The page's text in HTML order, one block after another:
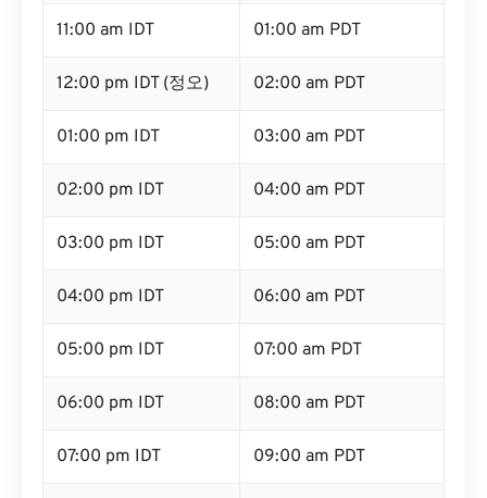
11:00 am IDT 01:00 am PDT
12:00 pm IDT (정오) 02:00 am PDT
01:00 pm IDT 03:00 am PDT
02:00 pm IDT 04:00 am PDT
03:00 pm IDT 05:00 am PDT
04:00 pm IDT 06:00 am PDT
05:00 pm IDT 07:00 am PDT
06:00 pm IDT 08:00 am PDT
07:00 pm IDT 09:00 am PDT